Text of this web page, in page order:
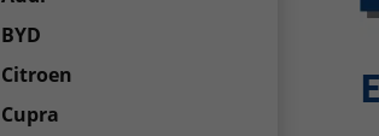
BYD
Citroen
Cupra